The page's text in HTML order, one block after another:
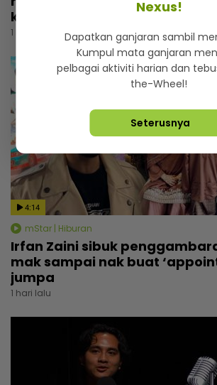
kekal awet muda
1 hari lalu
4:14
mStar | Hiburan
Irfan Zaini sibuk
mak sampai nak buat
jumpa
1 hari lalu
Nexus!
Dapatkan ganjaran sambil
Kumpul mata ganjaran
pelbagai aktiviti harian dan
the-Wheel!
Seterusnya